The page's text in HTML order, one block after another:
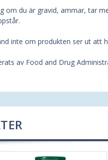
om du är gravid, ammar, tar
inte om produkten ser ut att
av Food and Drug